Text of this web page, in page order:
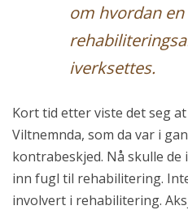
om hvordan en
iverksettes.
Kort tid etter viste det seg at
Viltnemnda, som da var i
kontrabeskjed. Nå skulle
inn fugl til rehabilitering.
involvert i rehabilitering.